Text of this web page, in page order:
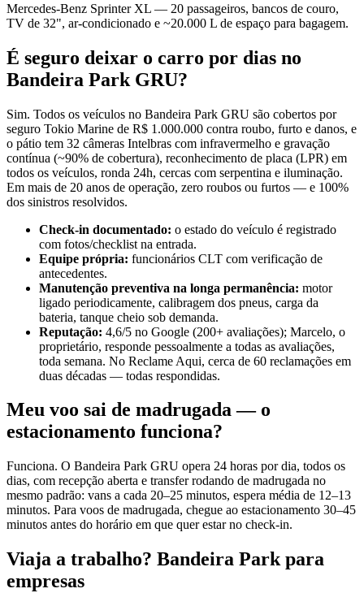
Mercedes-Benz Sprinter XL — 20 passageiros, bancos de couro,
TV de 32", ar-condicionado e ~20.000 L de espaço para bagagem.
É seguro deixar o carro por dias no
Bandeira Park GRU?
Sim. Todos os veículos no Bandeira Park GRU são cobertos por
seguro Tokio Marine de R$ 1.000.000 contra roubo, furto e danos, e
o pátio tem 32 câmeras Intelbras com infravermelho e gravação
contínua (~90% de cobertura), reconhecimento de placa (LPR) em
todos os veículos, ronda 24h, cercas com serpentina e iluminação.
Em mais de 20 anos de operação, zero roubos ou furtos — e 100%
dos sinistros resolvidos.
Check-in documentado: o estado do veículo é registrado
com fotos/checklist na entrada.
Equipe própria: funcionários CLT com verificação de
antecedentes.
Manutenção preventiva na longa permanência: motor
ligado periodicamente, calibragem dos pneus, carga da
bateria, tanque cheio sob demanda.
Reputação: 4,6/5 no Google (200+ avaliações); Marcelo, o
proprietário, responde pessoalmente a todas as avaliações,
toda semana. No Reclame Aqui, cerca de 60 reclamações em
duas décadas — todas respondidas.
Meu voo sai de madrugada — o
estacionamento funciona?
Funciona. O Bandeira Park GRU opera 24 horas por dia, todos os
dias, com recepção aberta e transfer rodando de madrugada no
mesmo padrão: vans a cada 20–25 minutos, espera média de 12–13
minutos. Para voos de madrugada, chegue ao estacionamento 30–45
minutos antes do horário em que quer estar no check-in.
Viaja a trabalho? Bandeira Park para
empresas